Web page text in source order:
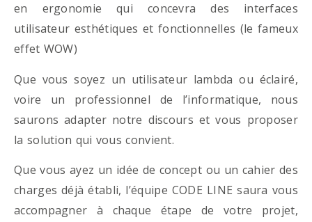
en ergonomie qui concevra des interfaces
utilisateur esthétiques et fonctionnelles (le fameux
effet WOW)
Que vous soyez un utilisateur lambda ou éclairé,
voire un professionnel de l’informatique, nous
saurons adapter notre discours et vous proposer
la solution qui vous convient.
Que vous ayez un idée de concept ou un cahier des
charges déjà établi, l’équipe CODE LINE saura vous
accompagner à chaque étape de votre projet,